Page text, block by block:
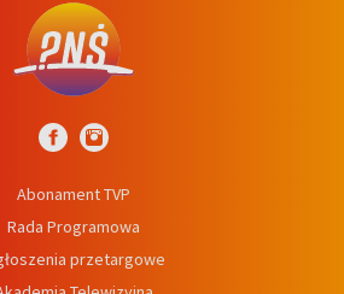
Abonament TVP
Rada Programowa
przetargowe